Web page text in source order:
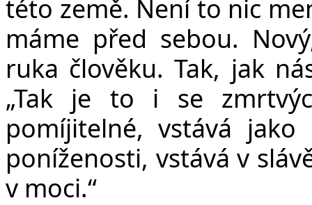
této země. Není to nic
máme před sebou.
ruka člověku. Tak, jak
„Tak je to i se
pomíjitelné, vstává
poníženosti, vstává v
v moci.“